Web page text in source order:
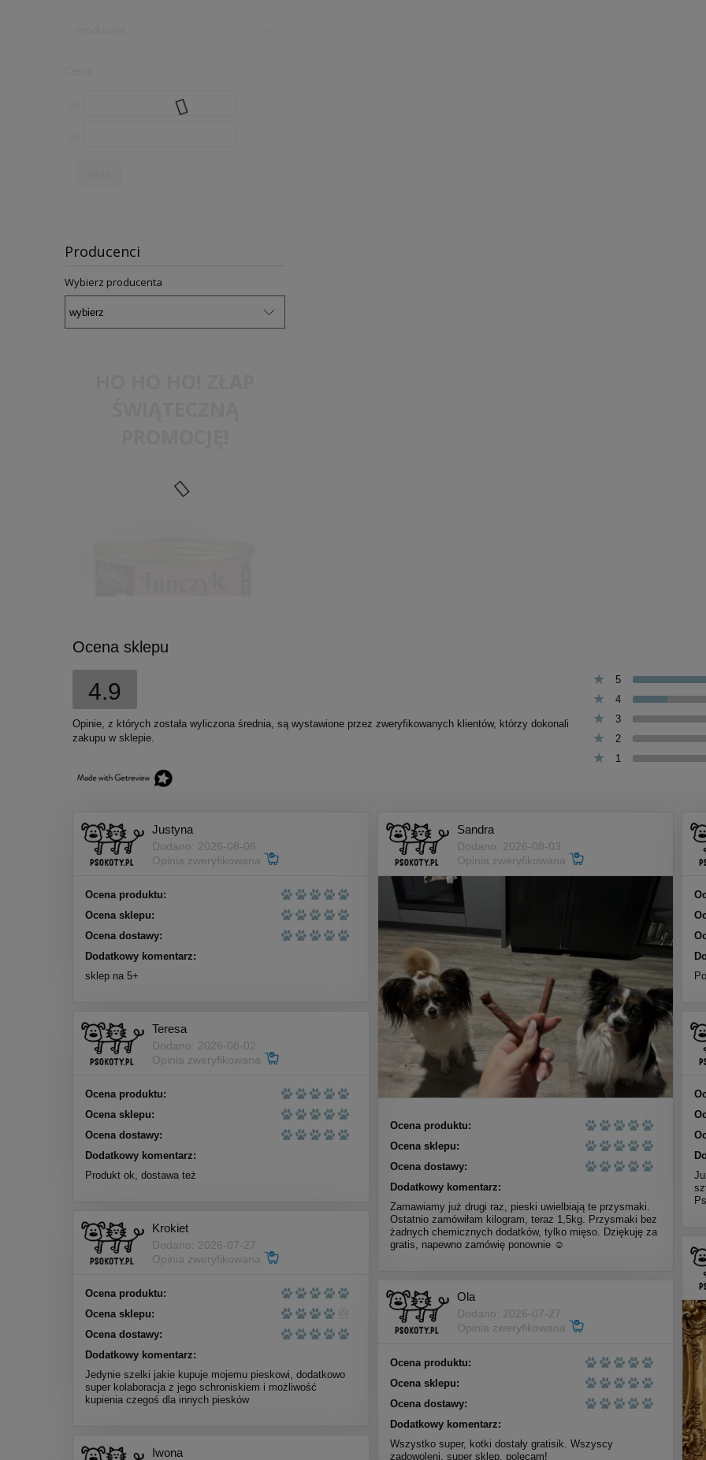
Producenci
Wybierz producenta
Nekko Supreme sos kot
tuńczyk krab 80g
5,00 zł
do koszyka
Nekko Przysmak dla psów
Filet z kaczki miękki 500g
28,00 zł
Najniższa cena:
do koszyka
Ocena sklepu
4.9
Opinie, z których została wyliczona średnia, są wystawione przez zweryfikowanych klientów, którzy dokonali
zakupu w sklepie.
5
4
3
2
1
Justyna
Dodano: 2026-08-06
Opinia zweryfikowana
Ocena produktu:
Ocena sklepu:
Ocena dostawy:
Dodatkowy komentarz:
sklep na 5+
Sandra
Dodano: 2026-08-03
Opinia zweryfikowana
Ocena produktu:
Ocena sklepu:
Ocena dostawy:
Dodatkowy komentarz:
Zamawiamy już drugi raz, pieski uwielbiają te przysmaki.
Ostatnio zamówiłam kilogram, teraz 1,5kg. Przysmaki bez
żadnych chemicznych dodatków, tylko mięso. Dziękuję za
gratis, napewno zamówię ponownie ☺️
Teresa
Dodano: 2026-08-02
Opinia zweryfikowana
Ocena produktu:
Ocena sklepu:
Ocena dostawy:
Dodatkowy komentarz:
Produkt ok, dostawa też
Krokiet
Dodano: 2026-07-27
Opinia zweryfikowana
Ocena produktu:
Ocena sklepu:
Ocena dostawy:
Dodatkowy komentarz:
Jedynie szelki jakie kupuje mojemu pieskowi, dodatkowo
super kolaboracja z jego schroniskiem i możliwość
kupienia czegoś dla innych piesków
Ola
Dodano: 2026-07-27
Opinia zweryfikowana
Ocena produktu:
Ocena sklepu:
Ocena dostawy:
Dodatkowy komentarz:
Wszystko super, kotki dostały gratisik. Wszyscy
zadowoleni, super sklep, polecam!
Iwona